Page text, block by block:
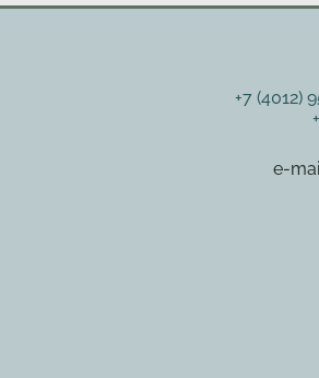
+7 (4012)
e-